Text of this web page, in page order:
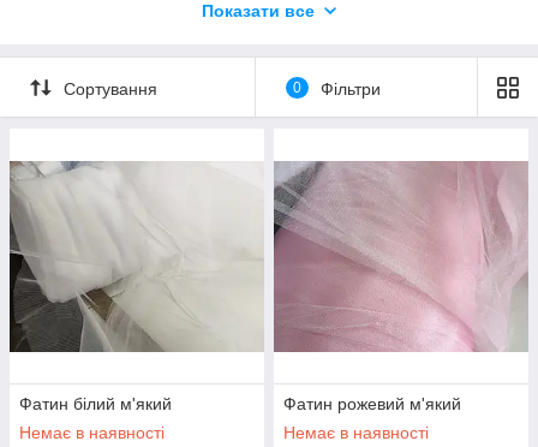
вечірніх суконь, прикрашають весільні автомобілі і весільні
для маленьких дівчаток, так і для дівчат.
Жорсткий фатин добре тримає форму, а м'який
обсяг.
Показати все
Сортування 0 Фільтри
Фатин білий м'який
Немає в наявності
Фатин рожевий м'який
Немає в наявності